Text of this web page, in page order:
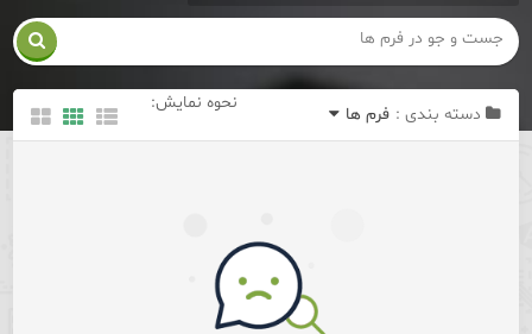

دسته بندی : فرم ها
نحوه نمایش: